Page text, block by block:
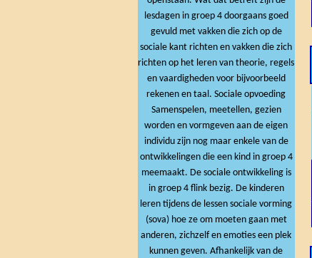
lesdagen in groep 4 doorgaans goed
gevuld met vakken die zich op de
sociale kant richten en vakken die zich
richten op het leren van theorie, regels
en vaardigheden voor bijvoorbeeld
rekenen en taal. Sociale opvoeding
Samenspelen, meetellen, gezien
worden en vormgeven aan de eigen
individu zijn nog maar enkele van de
ontwikkelingen die een kind in groep 4
meemaakt. De sociale ontwikkeling is
in groep 4 flink bezig. De kinderen
leren tijdens de lessen sociale vorming
(sova) hoe ze om moeten gaan met
anderen, zichzelf en emoties een plek
kunnen geven. Afhankelijk van de